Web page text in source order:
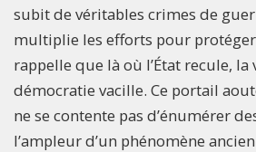
subit de véritables crimes de
multiplie les efforts pour protéger
rappelle que là où l’État recule, la
démocratie vacille. Ce portail
ne se contente pas d’énumérer
l’ampleur d’un phénomène